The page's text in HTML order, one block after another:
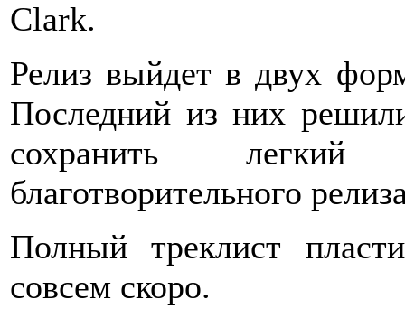
Clark.
Релиз выйдет в двух
Последний из них
сохранить легкий
благотворительного
Полный треклист
совсем скоро.